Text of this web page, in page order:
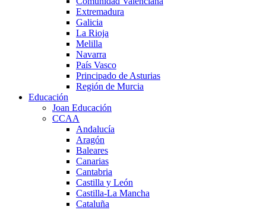
Extremadura
Galicia
La Rioja
Melilla
Navarra
País Vasco
Principado de Asturias
Región de Murcia
Educación
Joan Educación
CCAA
Andalucía
Aragón
Baleares
Canarias
Cantabria
Castilla y León
Castilla-La Mancha
Cataluña